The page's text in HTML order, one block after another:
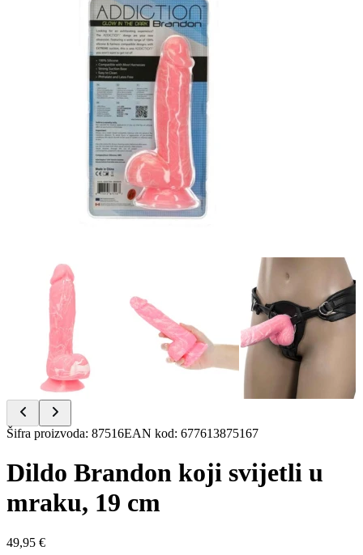
Item
of
Šifra proizvoda: 87516EAN kod: 677613875167
Dildo Brandon koji svijetli u
mraku, 19 cm
49,95 €